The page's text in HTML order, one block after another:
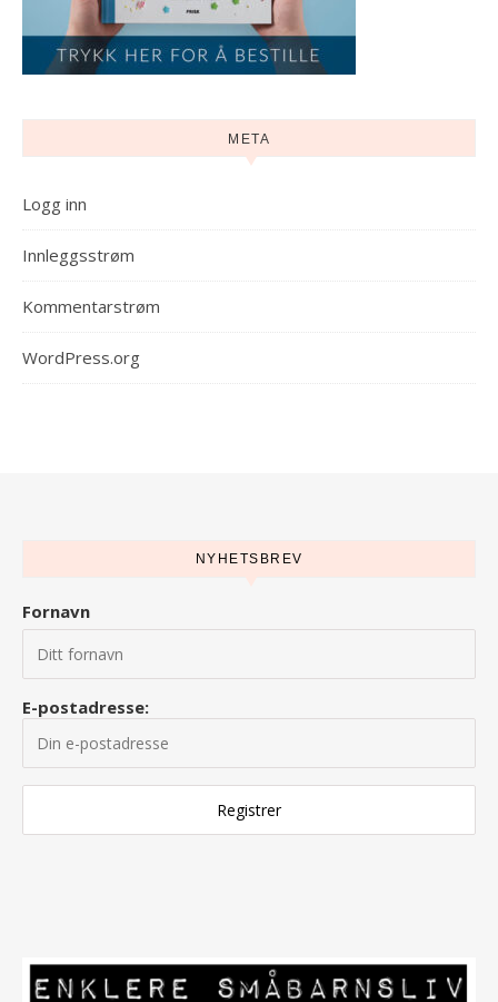
META
Logg inn
Innleggsstrøm
Kommentarstrøm
WordPress.org
NYHETSBREV
Fornavn
E-postadresse: